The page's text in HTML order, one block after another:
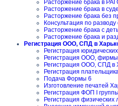
Расторжение брака в
Расторжение брака в суде
Расторжение брака без
Консультация по разводу
Расторжение брака с
Расторжение брака и
Регистрация ООО, СПД в
Регистрация
Регистрация ООО,
Регистрация ООО, СПД в
Регистрация
Подача Формы 6
Изготовление печатей
Регистрация ФОП I группы
Регистрация